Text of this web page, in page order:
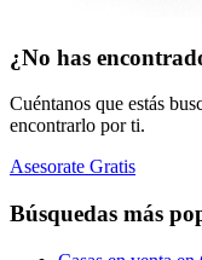
¿No has
Cuéntanos que estás
encontrarlo por ti.
Asesorate Gratis
Búsquedas más